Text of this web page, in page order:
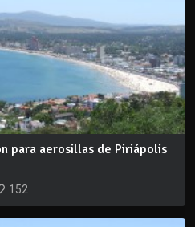
para aerosillas de Piriápolis
152